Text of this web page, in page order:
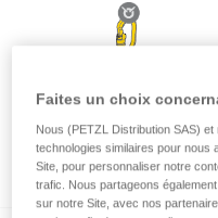
Choix de
d’escalade ou de
Faites un choix
Nous (PETZL Distribution SAS)
technologies similaires pour nous
Site, pour personnaliser notre
trafic. Nous partageons
sur notre Site, avec nos